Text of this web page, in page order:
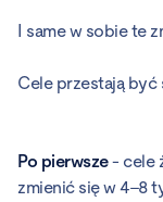
I same w sobie te
Cele przestają
Po pierwsze- cele
zmienić się w 4–8